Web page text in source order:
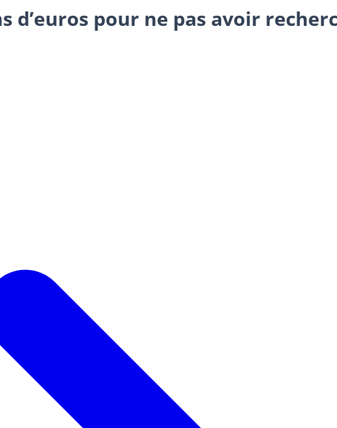
d’euros pour ne pas avoir